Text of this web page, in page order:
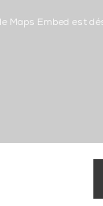
Maps Embed est